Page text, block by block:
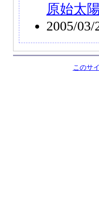
原始太
2005/03/
このサ